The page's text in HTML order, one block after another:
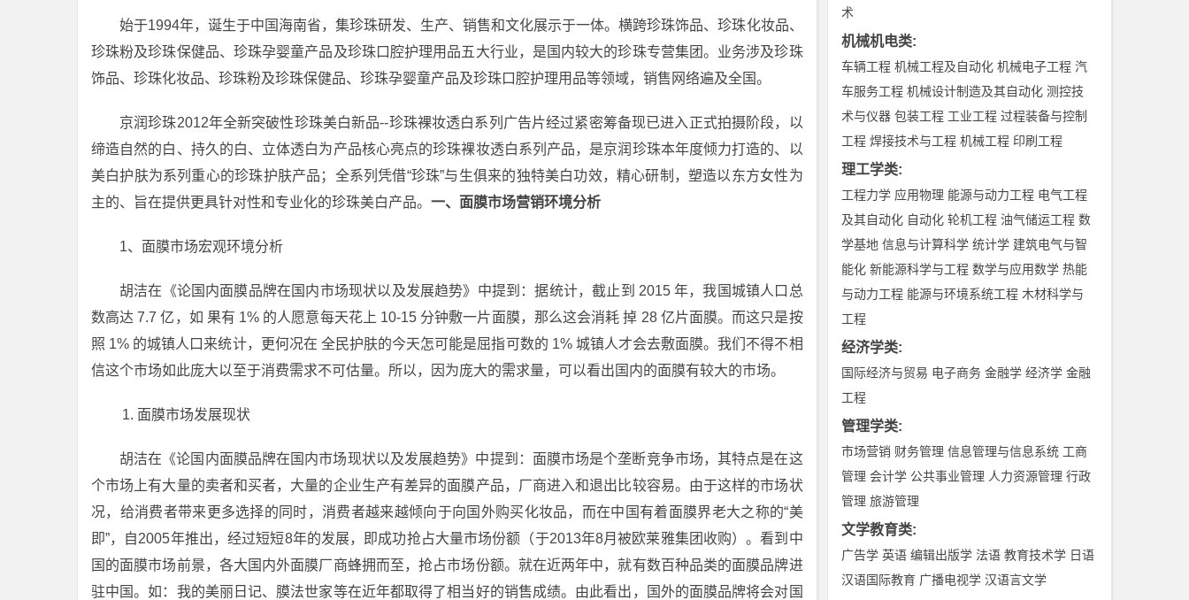
始于1994年，诞生于中国海南省，集珍珠研发、生产、销售和文化展示于一体。横跨珍珠饰品、珍珠化妆品、
珍珠粉及珍珠保健品、珍珠孕婴童产品及珍珠口腔护理用品五大行业，是国内较大的珍珠专营集团。业务涉及珍珠
饰品、珍珠化妆品、珍珠粉及珍珠保健品、珍珠孕婴童产品及珍珠口腔护理用品等领域，销售网络遍及全国。
京润珍珠2012年全新突破性珍珠美白新品--珍珠裸妆透白系列广告片经过紧密筹备现已进入正式拍摄阶段，以
缔造自然的白、持久的白、立体透白为产品核心亮点的珍珠裸妆透白系列产品，是京润珍珠本年度倾力打造的、以
美白护肤为系列重心的珍珠护肤产品；全系列凭借“珍珠”与生俱来的独特美白功效，精心研制，塑造以东方女性为
主的、旨在提供更具针对性和专业化的珍珠美白产品。 一、面膜市场营销环境分析
1、面膜市场宏观环境分析
胡洁在《论国内面膜品牌在国内市场现状以及发展趋势》中提到：据统计，截止到 2015 年，我国城镇人口总
数高达 7.7 亿，如 果有 1% 的人愿意每天花上 10-15 分钟敷一片面膜，那么这会消耗 掉 28 亿片面膜。而这只是按
照 1% 的城镇人口来统计，更何况在 全民护肤的今天怎可能是屈指可数的 1% 城镇人才会去敷面膜。我们不得不相
信这个市场如此庞大以至于消费需求不可估量。所以，因为庞大的需求量，可以看出国内的面膜有较大的市场。
面膜市场发展现状
胡洁在《论国内面膜品牌在国内市场现状以及发展趋势》中提到：面膜市场是个垄断竞争市场，其特点是在这
个市场上有大量的卖者和买者，大量的企业生产有差异的面膜产品，厂商进入和退出比较容易。由于这样的市场状
况，给消费者带来更多选择的同时，消费者越来越倾向于向国外购买化妆品，而在中国有着面膜界老大之称的“美
即”，自2005年推出，经过短短8年的发展，即成功抢占大量市场份额（于2013年8月被欧莱雅集团收购）。看到中
国的面膜市场前景，各大国内外面膜厂商蜂拥而至，抢占市场份额。就在近两年中，就有数百种品类的面膜品牌进
驻中国。如：我的美丽日记、膜法世家等在近年都取得了相当好的销售成绩。由此看出，国外的面膜品牌将会对国
术
机械机电类:
车辆工程 机械工程及自动化 机械电子工程 汽
车服务工程 机械设计制造及其自动化 测控技
术与仪器 包装工程 工业工程 过程装备与控制
工程 焊接技术与工程 机械工程 印刷工程
理工学类:
工程力学 应用物理 能源与动力工程 电气工程
及其自动化 自动化 轮机工程 油气储运工程 数
学基地 信息与计算科学 统计学 建筑电气与智
能化 新能源科学与工程 数学与应用数学 热能
与动力工程 能源与环境系统工程 木材科学与
工程
经济学类:
国际经济与贸易 电子商务 金融学 经济学 金融
工程
管理学类:
市场营销 财务管理 信息管理与信息系统 工商
管理 会计学 公共事业管理 人力资源管理 行政
管理 旅游管理
文学教育类:
广告学 英语 编辑出版学 法语 教育技术学 日语
汉语国际教育 广播电视学 汉语言文学